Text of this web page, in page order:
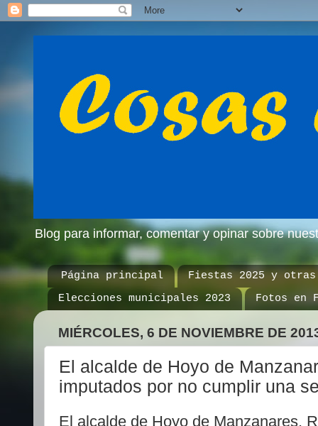
Blog para informar, comentar y opinar sobre
Página principal
Fiestas 2025 y otras
Elecciones municipales 2023
Fotos en
MIÉRCOLES, 6 DE NOVIEMBRE DE
El alcalde de Hoyo de
imputados por no cumplir una
El alcalde de Hoyo de Manzanares,